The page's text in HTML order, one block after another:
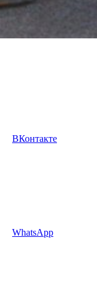
ВКонтакте
WhatsApp